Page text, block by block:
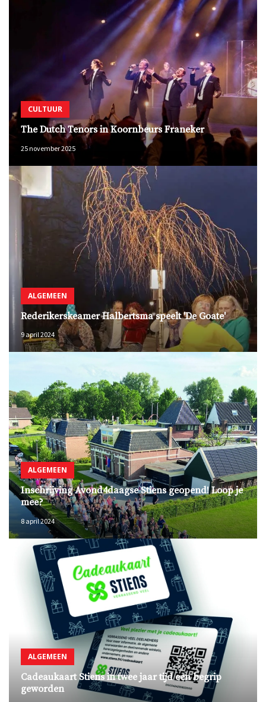
CULTUUR
The Dutch Tenors in Koornbeurs Franeker
25 november 2025
ALGEMEEN
Rederikerskeamer Halbertsma speelt 'De Goate'
9 april 2024
ALGEMEEN
Inschrijving Avond4daagse Stiens geopend! Loop je
mee?
8 april 2024
ALGEMEEN
Cadeaukaart Stiens in twee jaar tijd een begrip
geworden